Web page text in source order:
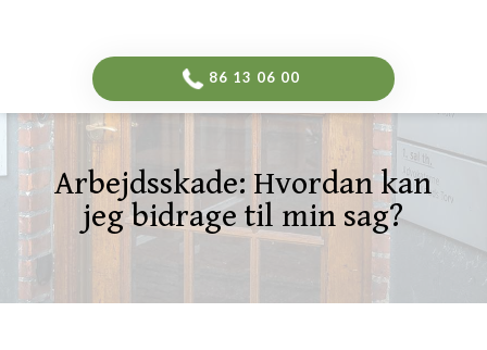
​86 13 06 00​
Arbejdsskade: ​Hvordan kan
jeg bidrage til min sag?